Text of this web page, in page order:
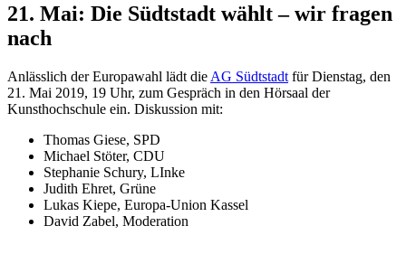
21. Mai: Die Südtstadt wählt – wir fragen
nach
Anlässlich der Europawahl lädt die AG Südtstadt für Dienstag, den
21. Mai 2019, 19 Uhr, zum Gespräch in den Hörsaal der
Kunsthochschule ein. Diskussion mit:
Thomas Giese, SPD
Michael Stöter, CDU
Stephanie Schury, LInke
Judith Ehret, Grüne
Lukas Kiepe, Europa-Union Kassel
David Zabel, Moderation